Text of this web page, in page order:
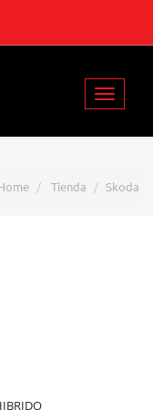
Toggle
Tienda Skoda